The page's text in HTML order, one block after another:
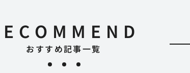
おすすめ記事一覧